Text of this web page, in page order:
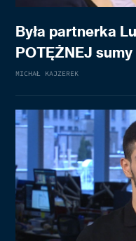
Była partnerka
POTĘŻNEJ sumy
MICHAŁ KAJZEREK